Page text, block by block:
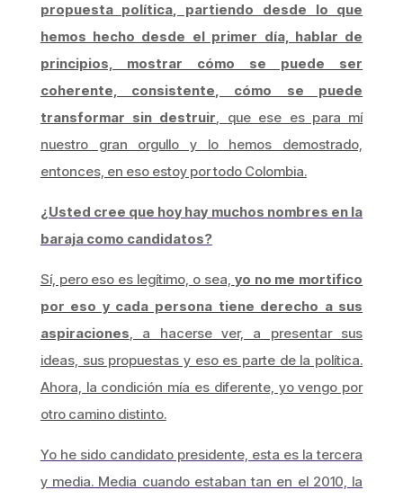
propuesta política, partiendo desde lo que
hemos hecho desde el primer día, hablar de
principios, mostrar cómo se puede ser
coherente, consistente, cómo se puede
transformar sin destruir, que ese es para mí
nuestro gran orgullo y lo hemos demostrado,
entonces, en eso estoy por todo Colombia.
¿Usted cree que hoy hay muchos nombres en la
baraja como candidatos?
Sí, pero eso es legítimo, o sea, yo no me mortifico
por eso y cada persona tiene derecho a sus
aspiraciones, a hacerse ver, a presentar sus
ideas, sus propuestas y eso es parte de la política.
Ahora, la condición mía es diferente, yo vengo por
otro camino distinto.
Yo he sido candidato presidente, esta es la tercera
y media. Media cuando estaban tan en el 2010, la